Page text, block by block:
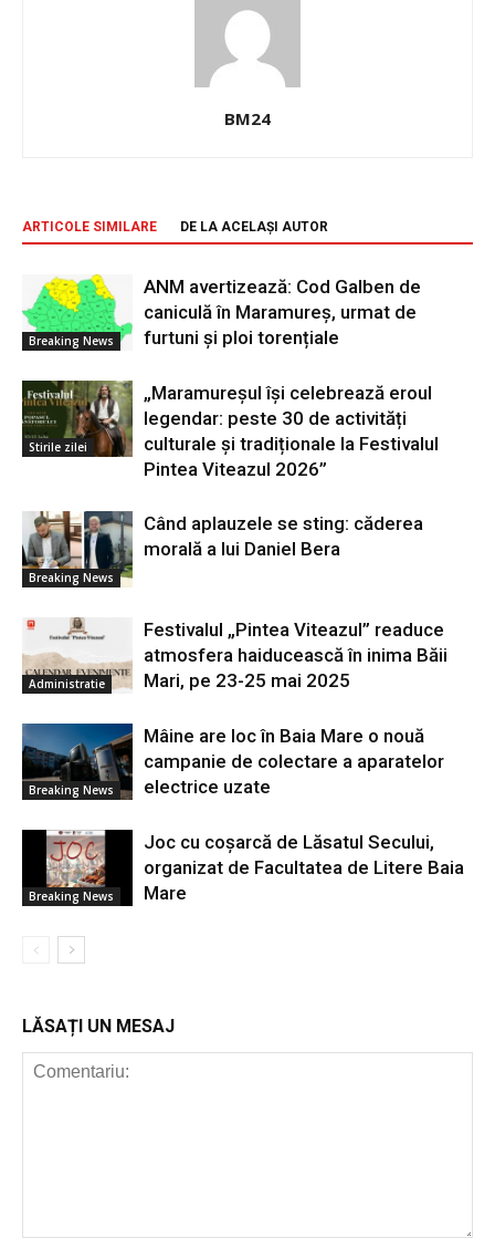
BM24
ARTICOLE SIMILARE DE LA ACELAȘI AUTOR
Breaking News
ANM avertizează: Cod Galben de
caniculă în Maramureș, urmat de
furtuni și ploi torențiale
Stirile zilei
„Maramureșul își celebrează eroul
legendar: peste 30 de activități
culturale și tradiționale la Festivalul
Pintea Viteazul 2026”
Breaking News
Când aplauzele se sting: căderea
morală a lui Daniel Bera
Administratie
Festivalul „Pintea Viteazul” readuce
atmosfera haiducească în inima Băii
Mari, pe 23-25 mai 2025
Breaking News
Mâine are loc în Baia Mare o nouă
campanie de colectare a aparatelor
electrice uzate
Breaking News
Joc cu coșarcă de Lăsatul Secului,
organizat de Facultatea de Litere Baia
Mare
LĂSAȚI UN MESAJ